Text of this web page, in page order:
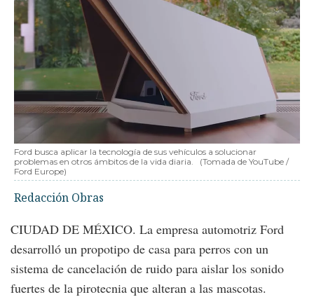
Ford busca aplicar la tecnología de sus vehículos a solucionar
problemas en otros ámbitos de la vida diaria.
(Tomada de YouTube /
Ford Europe)
Redacción Obras
CIUDAD DE MÉXICO. La empresa automotriz Ford
desarrolló un propotipo de casa para perros con un
sistema de cancelación de ruido para aislar los sonido
fuertes de la pirotecnia que alteran a las mascotas.